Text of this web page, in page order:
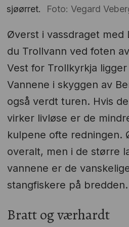
sjøørret.
Foto: Vegard
Øverst i vassdraget med
du Trollvann ved foten
Vest for Trollkyrkja
Vannene i skyggen av
også verdt turen. Hvis
virker livløse er de
kulpene ofte redningen.
overalt, men i de større
vannene er de
stangfiskere på bredden.
Bratt og værhardt